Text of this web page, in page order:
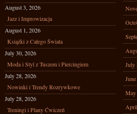
August 3, 2026
Jazz i Improwizacja
August 1, 2026
Książki z Całego Świata
July 30, 2026
Moda i Styl z Tuszem i Piercingiem
July 28, 2026
Nowinki i Trendy Rozrywkowe
July 28, 2026
Treningi i Plany Ćwiczeń
July
May